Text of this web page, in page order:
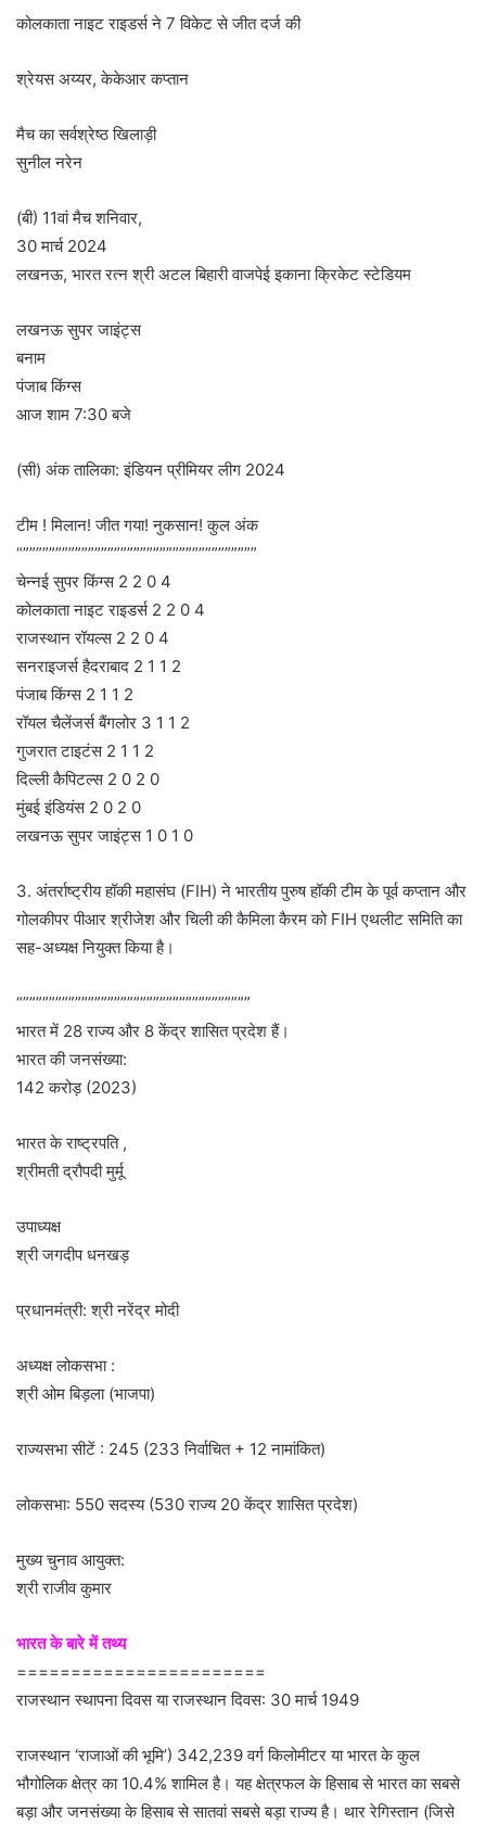
कोलकाता नाइट राइडर्स ने 7 विकेट से जीत दर्ज की
श्रेयस अय्यर, केकेआर कप्तान
मैच का सर्वश्रेष्ठ खिलाड़ी
सुनील नरेन
(बी) 11वां मैच शनिवार,
30 मार्च 2024
लखनऊ, भारत रत्न श्री अटल बिहारी वाजपेई इकाना क्रिकेट स्टेडियम
लखनऊ सुपर जाइंट्स
बनाम
पंजाब किंग्स
आज शाम 7:30 बजे
(सी) अंक तालिका: इंडियन प्रीमियर लीग 2024
टीम ! मिलान! जीत गया! नुकसान! कुल अंक
“””””””””””””””””””””””””””””””””””””
चेन्नई सुपर किंग्स 2 2 0 4
कोलकाता नाइट राइडर्स 2 2 0 4
राजस्थान रॉयल्स 2 2 0 4
सनराइजर्स हैदराबाद 2 1 1 2
पंजाब किंग्स 2 1 1 2
रॉयल चैलेंजर्स बैंगलोर 3 1 1 2
गुजरात टाइटंस 2 1 1 2
दिल्ली कैपिटल्स 2 0 2 0
मुंबई इंडियंस 2 0 2 0
लखनऊ सुपर जाइंट्स 1 0 1 0
3. अंतर्राष्ट्रीय हॉकी महासंघ (FIH) ने भारतीय पुरुष हॉकी टीम के पूर्व कप्तान और
गोलकीपर पीआर श्रीजेश और चिली की कैमिला कैरम को FIH एथलीट समिति का
सह-अध्यक्ष नियुक्त किया है।
“”””””””””””””””””””””””””””””””””””
भारत में 28 राज्य और 8 केंद्र शासित प्रदेश हैं।
भारत की जनसंख्या:
142 करोड़ (2023)
भारत के राष्ट्रपति ,
श्रीमती द्रौपदी मुर्मू
उपाध्यक्ष
श्री जगदीप धनखड़
प्रधानमंत्री: श्री नरेंद्र मोदी
अध्यक्ष लोकसभा :
श्री ओम बिड़ला (भाजपा)
राज्यसभा सीटें : 245 (233 निर्वाचित + 12 नामांकित)
लोकसभा: 550 सदस्य (530 राज्य 20 केंद्र शासित प्रदेश)
मुख्य चुनाव आयुक्त:
श्री राजीव कुमार
भारत के बारे में तथ्य
=======================
राजस्थान स्थापना दिवस या राजस्थान दिवस: 30 मार्च 1949
राजस्थान ‘राजाओं की भूमि’) 342,239 वर्ग किलोमीटर या भारत के कुल
भौगोलिक क्षेत्र का 10.4% शामिल है। यह क्षेत्रफल के हिसाब से भारत का सबसे
बड़ा और जनसंख्या के हिसाब से सातवां सबसे बड़ा राज्य है। थार रेगिस्तान (जिसे